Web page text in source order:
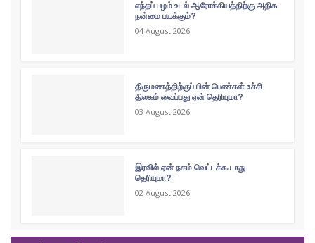
எந்தப் பழம் உடல் ஆரோக்கியத்திற்கு அதிக
நன்மை பயக்கும்?
04 August 2026
திருமணத்திற்குப் பின் பெண்கள் உச்சி
திலகம் வைப்பது ஏன் தெரியுமா?
03 August 2026
இரவில் ஏன் நகம் வெட்டக்கூடாது
தெரியுமா?
02 August 2026